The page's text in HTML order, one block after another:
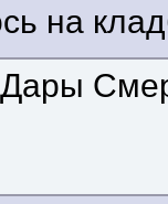
на